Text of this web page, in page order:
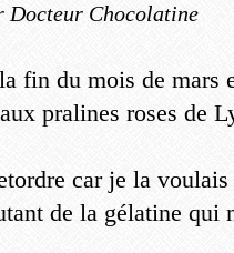
Docteur Chocolatine
fin du mois de mars
pralines roses de
car je la voulais
de la gélatine qui